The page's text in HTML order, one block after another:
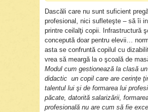
Dascăli care nu sunt suficient
profesional, nici sufleteşte – să îi
printre ceilalţi copii. Infrastructură
concepută doar pentru elevii…
asta se confruntă copilul cu
vrea să meargă la o şcoală de
Modul cum gestionează la clasă
didactic un copil care are cerinţe
talentul lui şi de formarea lui
păcate, datorită salarizării,
profesională nu are cum să fie